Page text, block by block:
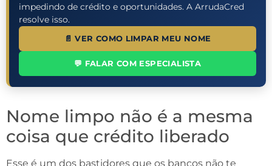
impedindo de crédito e oportunidades. A ArrudaCred
resolve isso.
📄 VER COMO LIMPAR MEU NOME
💬 FALAR COM ESPECIALISTA
Nome limpo não é a mesma
coisa que crédito liberado
Esse é um dos bastidores que os bancos não te